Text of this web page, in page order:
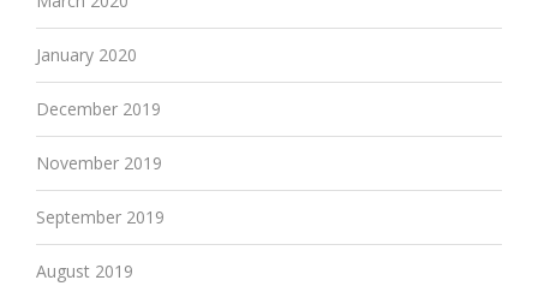
January 2020
December 2019
November 2019
September 2019
August 2019